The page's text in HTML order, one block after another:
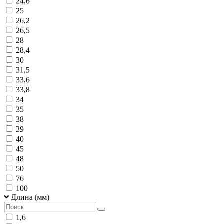
25
26,2
26,5
28
28,4
30
31,5
33,6
33,8
34
35
38
39
40
45
48
50
76
100
Длина (мм)
1,6